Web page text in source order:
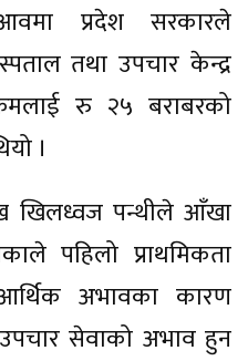
प्रदेश सरकारले
तथा उपचार केन्द्र
रु २५ बराबरको
।
खिलध्वज पन्थीले आँखा
पहिलो प्राथमिकता
अभावका कारण
सेवाको अभाव हुन